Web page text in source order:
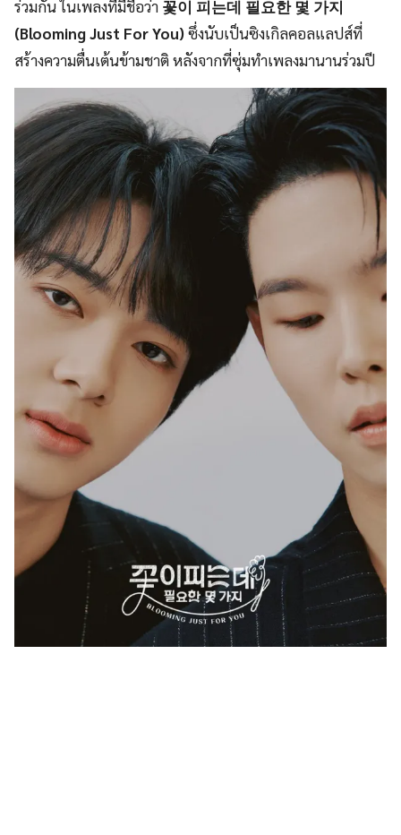
ร่วมกัน ในเพลงที่มีชื่อว่า 꽃이 피는데 필요한 몇 가지
(Blooming Just For You)ซึ่งนับเป็นซิงเกิลคอลแลปส์ที่
สร้างความตื่นเต้นข้ามชาติ หลังจากที่ซุ่มทำเพลงมานานร่วมปี